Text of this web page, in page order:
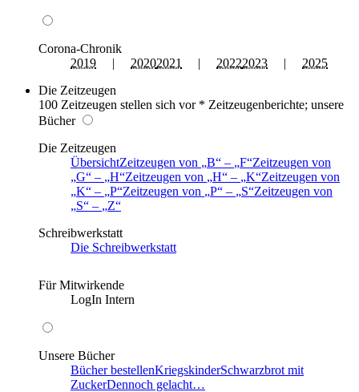
Corona-Chronik
2019 | 20202021 | 20222023 | 2025
Die Zeitzeugen
100 Zeitzeugen stellen sich vor * Zeitzeugenberichte; unsere
Bücher
Die Zeitzeugen
ÜbersichtZeitzeugen von B – F Zeitzeugen von
G
– H Zeitzeugen von H – K Zeitzeugen von
K
– P Zeitzeugen von P – S Zeitzeugen von
S
–
Z
Schreibwerkstatt
Die Schreibwerkstatt
Für Mitwirkende
LogIn Intern
Unsere Bücher
Bücher bestellenKriegskinderSchwarzbrot mit
ZuckerDennoch gelacht…